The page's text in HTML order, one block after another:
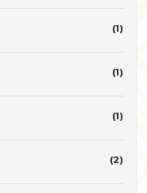
(1)
(1)
(1)
(2)